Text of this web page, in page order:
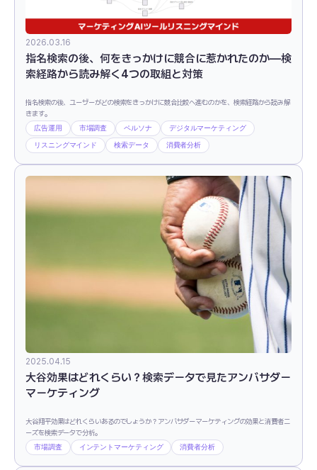
2026.03.16
指名検索の後、何をきっかけに競合に惹かれたのか―検
索経路から読み解く4つの取組と対策
指名検索の後、ユーザーがどの検索をきっかけに競合比較へ進むのかを、検索経路から読み解
きます。
広告運用 市場調査 ペルソナ デジタルマーケティング
リスニングマインド 検索データ 消費者分析
2025.04.15
大谷効果はどれくらい？検索データで見たアンバサダー
マーケティング
大谷翔平効果はどれくらいあるのでしょうか？アンバサダーマーケティングの効果と消費者ニ
ーズを検索データで分析。
市場調査 インテントマーケティング 消費者分析